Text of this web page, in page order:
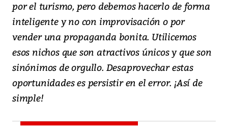
por el turismo, pero debemos hacerlo de forma
inteligente y no con improvisación o por
vender una propaganda bonita. Utilicemos
esos nichos que son atractivos únicos y que son
sinónimos de orgullo. Desaprovechar estas
oportunidades es persistir en el error. ¡Así de
simple!